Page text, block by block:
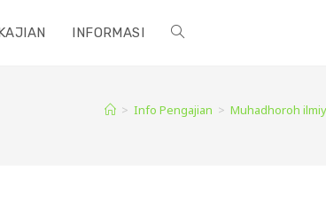
INFORMASI TOGGLE
> Info Pengajian > Muhadhoroh